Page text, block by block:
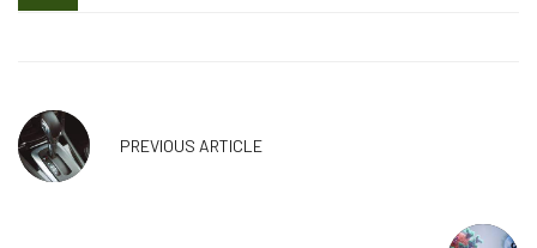
PREVIOUS ARTICLE